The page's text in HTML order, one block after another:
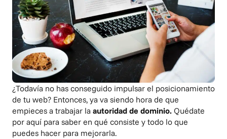
¿Todavía no has conseguido impulsar el posicionamiento
de tu web? Entonces, ya va siendo hora de que
empieces a trabajar la autoridad de dominio. Quédate
por aquí para saber en qué consiste y todo lo que
puedes hacer para mejorarla.